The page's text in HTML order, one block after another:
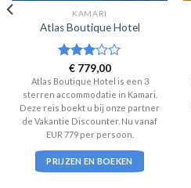
KAMARI
Atlas Boutique Hotel
Waardering
3uit 5
€779,00
Atlas Boutique Hotel is een 3
sterren accommodatie in Kamari.
Deze reis boekt u bij onze partner
de Vakantie Discounter. Nu vanaf
EUR 779 per persoon.
PRIJZEN EN BOEKEN